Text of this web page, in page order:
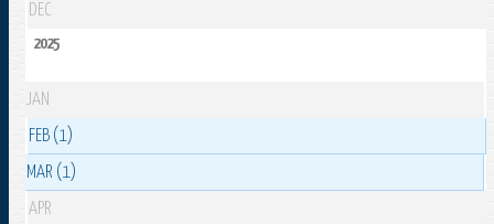
DEC
2025
JAN
FEB (1)
MAR (1)
APR